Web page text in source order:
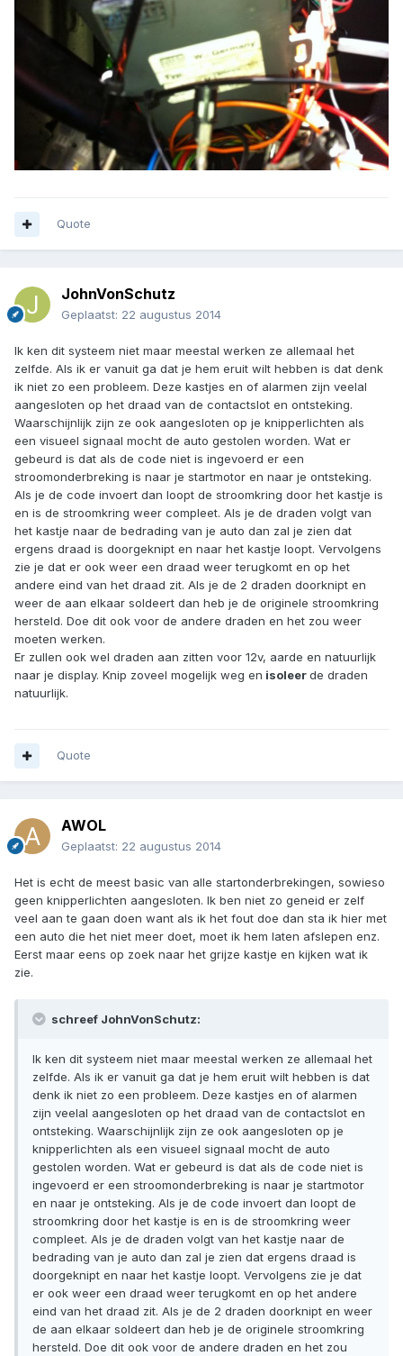
Quote
JohnVonSchutz
Geplaatst: 22 augustus 2014
Ik ken dit systeem niet maar meestal werken ze allemaal het
zelfde. Als ik er vanuit ga dat je hem eruit wilt hebben is dat denk
ik niet zo een probleem. Deze kastjes en of alarmen zijn veelal
aangesloten op het draad van de contactslot en ontsteking.
Waarschijnlijk zijn ze ook aangesloten op je knipperlichten als
een visueel signaal mocht de auto gestolen worden. Wat er
gebeurd is dat als de code niet is ingevoerd er een
stroomonderbreking is naar je startmotor en naar je ontsteking.
Als je de code invoert dan loopt de stroomkring door het kastje is
en is de stroomkring weer compleet. Als je de draden volgt van
het kastje naar de bedrading van je auto dan zal je zien dat
ergens draad is doorgeknipt en naar het kastje loopt. Vervolgens
zie je dat er ook weer een draad weer terugkomt en op het
andere eind van het draad zit. Als je de 2 draden doorknipt en
weer de aan elkaar soldeert dan heb je de originele stroomkring
hersteld. Doe dit ook voor de andere draden en het zou weer
moeten werken.
Er zullen ook wel draden aan zitten voor 12v, aarde en natuurlijk
naar je display. Knip zoveel mogelijk weg en isoleerde draden
natuurlijk.
Quote
AWOL
Geplaatst: 22 augustus 2014
Het is echt de meest basic van alle startonderbrekingen, sowieso
geen knipperlichten aangesloten. Ik ben niet zo geneid er zelf
veel aan te gaan doen want als ik het fout doe dan sta ik hier met
een auto die het niet meer doet, moet ik hem laten afslepen enz.
Eerst maar eens op zoek naar het grijze kastje en kijken wat ik
zie.
schreef JohnVonSchutz:
Ik ken dit systeem niet maar meestal werken ze allemaal het
zelfde. Als ik er vanuit ga dat je hem eruit wilt hebben is dat
denk ik niet zo een probleem. Deze kastjes en of alarmen
zijn veelal aangesloten op het draad van de contactslot en
ontsteking. Waarschijnlijk zijn ze ook aangesloten op je
knipperlichten als een visueel signaal mocht de auto
gestolen worden. Wat er gebeurd is dat als de code niet is
ingevoerd er een stroomonderbreking is naar je startmotor
en naar je ontsteking. Als je de code invoert dan loopt de
stroomkring door het kastje is en is de stroomkring weer
compleet. Als je de draden volgt van het kastje naar de
bedrading van je auto dan zal je zien dat ergens draad is
doorgeknipt en naar het kastje loopt. Vervolgens zie je dat
er ook weer een draad weer terugkomt en op het andere
eind van het draad zit. Als je de 2 draden doorknipt en weer
de aan elkaar soldeert dan heb je de originele stroomkring
hersteld. Doe dit ook voor de andere draden en het zou